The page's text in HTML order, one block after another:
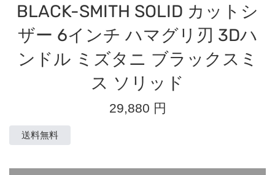
BLACK-SMITH SOLID カットシ
ザー 6インチ ハマグリ刃 3Dハ
ンドル ミズタニ ブラックスミ
ス ソリッド
通
29,880 円
送料無料